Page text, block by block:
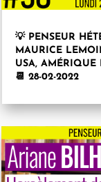
💡 PENSEUR
MAURICE
USA, AMÉRIQUE
📆 28-02-2022